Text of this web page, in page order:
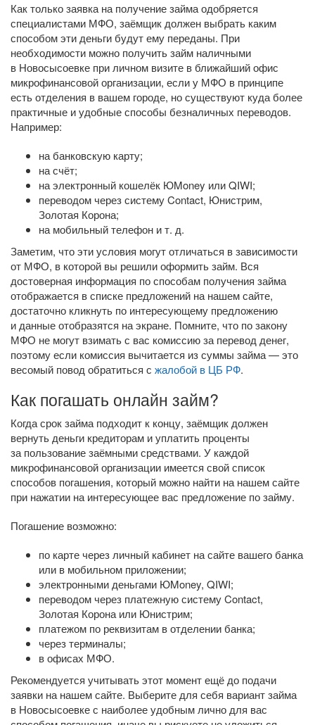
Как только заявка на получение займа одобряется
специалистами МФО, заёмщик должен выбрать каким
способом эти деньги будут ему переданы. При
необходимости можно получить займ наличными
в Новосысоевке при личном визите в ближайший офис
микрофинансовой организации, если у МФО в принципе
есть отделения в вашем городе, но существуют куда более
практичные и удобные способы безналичных переводов.
Например:
на банковскую карту;
на счёт;
на электронный кошелёк ЮMoney или QIWI;
переводом через систему Contact, Юнистрим,
Золотая Корона;
на мобильный телефон и т. д.
Заметим, что эти условия могут отличаться в зависимости
от МФО, в которой вы решили оформить займ. Вся
достоверная информация по способам получения займа
отображается в списке предложений на нашем сайте,
достаточно кликнуть по интересующему предложению
и данные отобразятся на экране. Помните, что по закону
МФО не могут взимать с вас комиссию за перевод денег,
поэтому если комиссия вычитается из суммы займа — это
весомый повод обратиться с жалобой в ЦБ РФ.
Как погашать онлайн займ?
Когда срок займа подходит к концу, заёмщик должен
вернуть деньги кредиторам и уплатить проценты
за пользование заёмными средствами. У каждой
микрофинансовой организации имеется свой список
способов погашения, который можно найти на нашем сайте
при нажатии на интересующее вас предложение по займу.
Погашение возможно:
по карте через личный кабинет на сайте вашего банка
или в мобильном приложении;
электронными деньгами ЮMoney, QIWI;
переводом через платежную систему Contact,
Золотая Корона или Юнистрим;
платежом по реквизитам в отделении банка;
через терминалы;
в офисах МФО.
Рекомендуется учитывать этот момент ещё до подачи
заявки на нашем сайте. Выберите для себя вариант займа
в Новосысоевке с наиболее удобным лично для вас